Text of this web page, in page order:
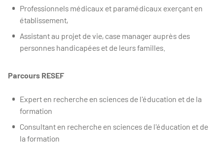
Professionnels médicaux et paramédicaux exerçant en
établissement,
Assistant au projet de vie, case manager auprès des
personnes handicapées et de leurs familles.
Parcours RESEF
Expert en recherche en sciences de l'éducation et de la
formation
Consultant en recherche en sciences de l'éducation et de
la formation